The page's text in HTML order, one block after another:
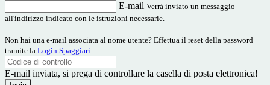
E-mail Verrà inviato un messaggio
all'indirizzo indicato con le istruzioni necessarie.
Non hai una e-mail associata al nome utente? Effettua il reset della password
tramite la Login Spaggiari
E-mail inviata, si prega di controllare la casella di posta elettronica!